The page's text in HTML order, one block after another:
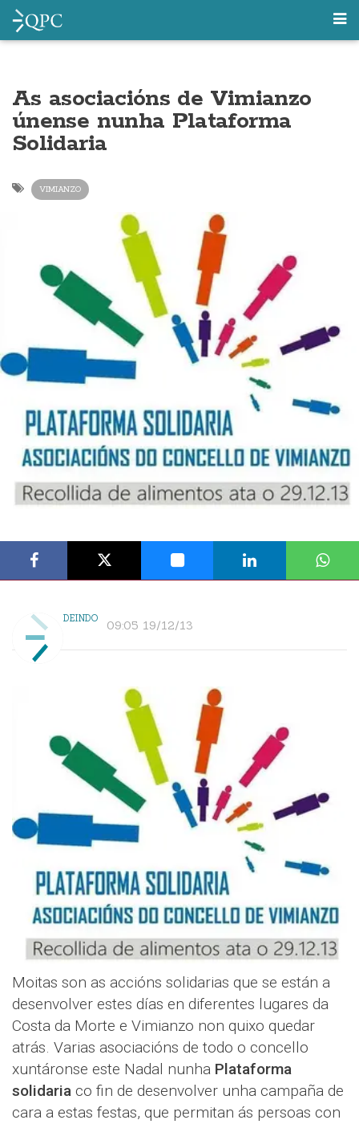
As asociacións de Vimianzo
únense nunha Plataforma
Solidaria
VIMIANZO
DEINDO 09:05 19/12/13
Moitas son as accións solidarias que se están a
desenvolver estes días en diferentes lugares da
Costa da Morte e Vimianzo non quixo quedar
atrás. Varias asociacións de todo o concello
xuntáronse este Nadal nunha Plataforma
solidaria co fin de desenvolver unha campaña de
cara a estas festas, que permitan ás persoas con